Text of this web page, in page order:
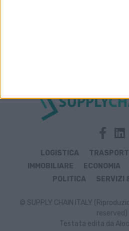
LOGISTICA TRASPORTI
IMMOBILIARE
ECONOMIA
POLITICA
SERVIZI
© SUPPLY CHAIN ITALY
reserved)
Testata edita da